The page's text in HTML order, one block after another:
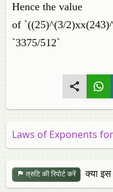
Hence the value
of `((25)^(3/
`3375/512`
Laws of Exponents
त्रुटि की रिपोर्ट करें क्या इस